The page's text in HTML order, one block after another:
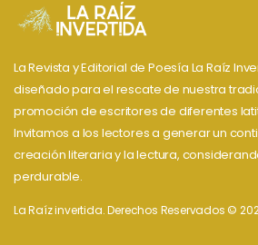
La Revista y Editorial de Poesía La Raíz
diseñado para el rescate de nuestra
promoción de escritores de diferentes
Invitamos a los lectores a generar un
creación literaria y la lectura,
perdurable.
La Raíz invertida. Derechos Reservados ©